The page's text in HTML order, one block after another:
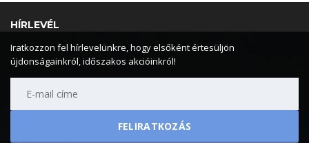
HÍRLEVÉL
Iratkozzon fel hírlevelünkre, hogy elsőként értesüljön
újdonságainkról, időszakos akcióinkról!